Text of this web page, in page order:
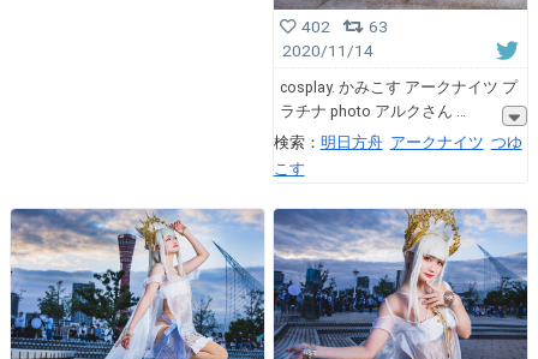
402
63
2020/11/14
cosplay. かみこす アークナイツ プ
ラチナ photo アルクさん
検索： 明日方舟 アークナイツ つゆ
こす